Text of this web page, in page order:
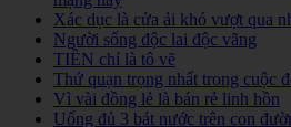
Xác dục là cửa ải khó vượt qua
Người sống độc lai độc vãng
TIỀN chỉ là tô vẽ
Thứ quạn trọng nhất trong cuộc
Vì vài đồng lẻ là bán rẻ linh hồn
Uống đủ 3 bát nước trên con